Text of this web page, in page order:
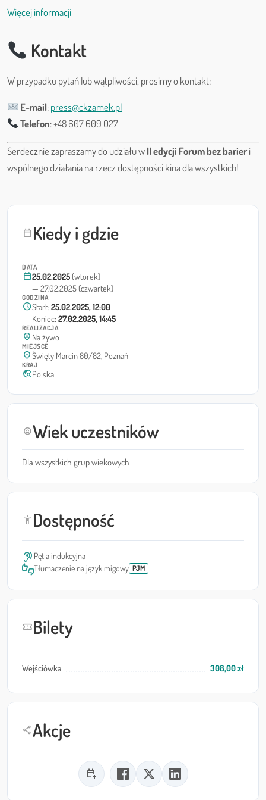
calendar_todayKiedy i gdzie
DATA
calendar_today25.02.2025 (wtorek)
— 27.02.2025 (czwartek)
GODZINA
scheduleStart: 25.02.2025, 12:00
Koniec: 27.02.2025, 14:45
REALIZACJA
person_pin_circle Na żywo
MIEJSCE
location_onŚwięty Marcin 80/82, Poznań
KRAJ
travel_explorePolska
child_careWiek uczestników
Dla wszystkich grup wiekowych
accessibility_newDostępność
hearing Pętla indukcyjna
thumbs_up_downTłumaczenie na język migowy PJM
confirmation_numberBilety
Wejściówka 308,00 zł
shareAkcje
calendar_add_on
Więcej informacji
Kontakt
W przypadku pytań lub wątpliwości, prosimy o kontakt:
E-mail:press@ckzamek.pl
Telefon: +48 607 609 027
Serdecznie zapraszamy do udziału wII edycji Forum bez barieri
wspólnego działania na rzecz dostępności kina dla wszystkich!